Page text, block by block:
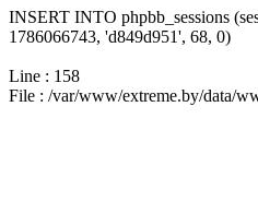
INSERT INTO phpbb_sessions
1786066743, 'd849d951', 68, 0)
Line : 158
File : /var/www/extreme.by/data/